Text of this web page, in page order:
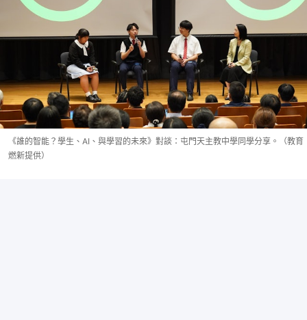
《誰的智能？學生、AI、與學習的未來》對談：屯門天主教中學同學分享。（教育
燃新提供）